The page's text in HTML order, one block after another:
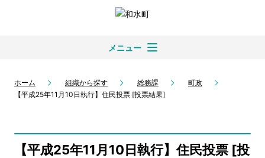
メニュー
ホーム 組織から探す 総務課
町政
【平成25年11月10日執行】住民投票 [投票結果]
【平成25年11月10日執行】住民投票 [投